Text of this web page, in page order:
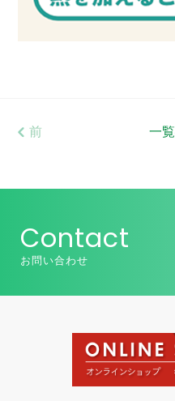
前 一
Contact
お問い合わせ